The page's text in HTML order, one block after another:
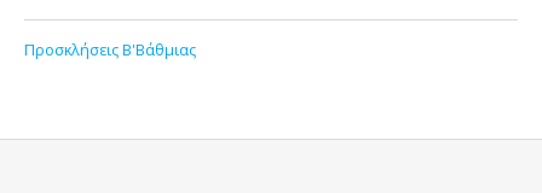
Προσκλήσεις Β'Βάθμιας